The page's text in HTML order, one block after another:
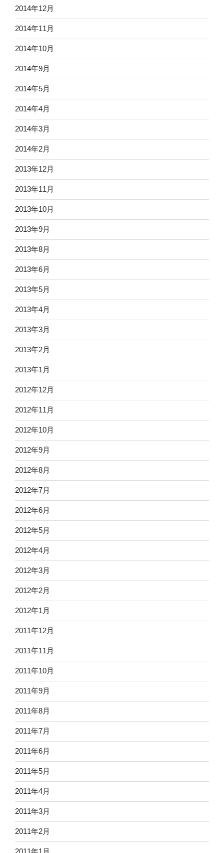
2014年12月
2014年11月
2014年10月
2014年9月
2014年5月
2014年4月
2014年3月
2014年2月
2013年12月
2013年11月
2013年10月
2013年9月
2013年8月
2013年6月
2013年5月
2013年4月
2013年3月
2013年2月
2013年1月
2012年12月
2012年11月
2012年10月
2012年9月
2012年8月
2012年7月
2012年6月
2012年5月
2012年4月
2012年3月
2012年2月
2012年1月
2011年12月
2011年11月
2011年10月
2011年9月
2011年8月
2011年7月
2011年6月
2011年5月
2011年4月
2011年3月
2011年2月
2011年1月